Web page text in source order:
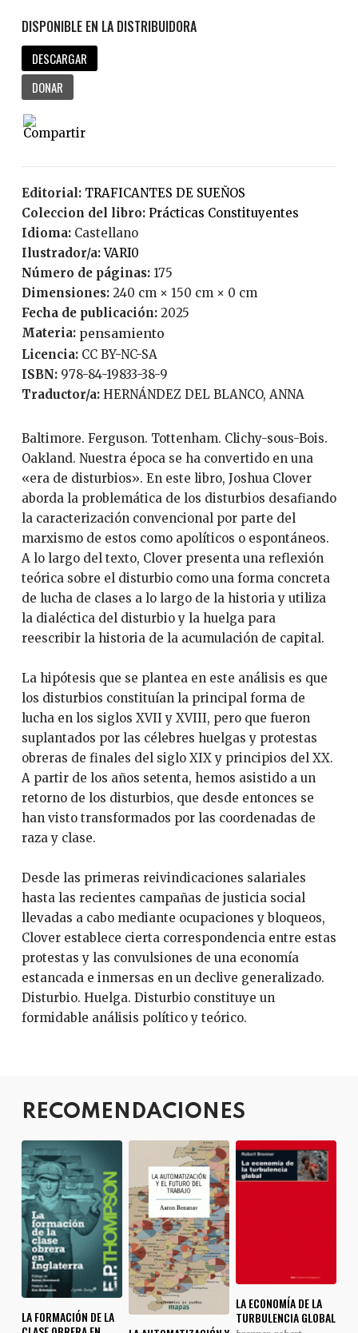
DESCARGAR
DONAR
Editorial:
TRAFICANTES DE SUEÑOS
Coleccion del libro:
Prácticas Constituyentes
Idioma:
Castellano
Ilustrador/a: VARI0
Número de páginas: 175
Dimensiones: 240 cm × 150 cm × 0 cm
Fecha de publicación:
2025
Materia: pensamiento
Licencia:
CC BY-NC-SA
ISBN:
978-84-19833-38-9
Traductor/a:
HERNÁNDEZ DEL BLANCO, ANNA
Baltimore. Ferguson. Tottenham. Clichy-sous-Bois.
Oakland. Nuestra época se ha convertido en una
«era de disturbios». En este libro, Joshua Clover
aborda la problemática de los disturbios desafiando
la caracterización convencional por parte del
marxismo de estos como apolíticos o espontáneos.
A lo largo del texto, Clover presenta una reflexión
teórica sobre el disturbio como una forma concreta
de lucha de clases a lo largo de la historia y utiliza
la dialéctica del disturbio y la huelga para
reescribir la historia de la acumulación de capital.
La hipótesis que se plantea en este análisis es que
los disturbios constituían la principal forma de
lucha en los siglos XVII y XVIII, pero que fueron
suplantados por las célebres huelgas y protestas
obreras de finales del siglo XIX y principios del XX.
A partir de los años setenta, hemos asistido a un
retorno de los disturbios, que desde entonces se
han visto transformados por las coordenadas de
raza y clase.
Desde las primeras reivindicaciones salariales
hasta las recientes campañas de justicia social
llevadas a cabo mediante ocupaciones y bloqueos,
Clover establece cierta correspondencia entre estas
protestas y las convulsiones de una economía
estancada e inmersas en un declive generalizado.
Disturbio. Huelga. Disturbio constituye un
formidable análisis político y teórico.
RECOMENDACIONES
LA FORMACIÓN DE LA
LA ECONOMÍA DE LA
TURBULENCIA GLOBAL